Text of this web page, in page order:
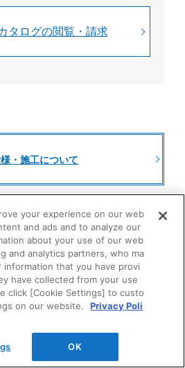
タログの閲覧・請求
・施工について
納期等）に関わるお問い合わせ
いいたします。
your experience on our web
and ads and to analyze our
about your use of our web
and analytics partners, who ma
that you have provi
have collected from your use
click [Cookie Settings] to custo
on our website.
Privacy Poli
OK